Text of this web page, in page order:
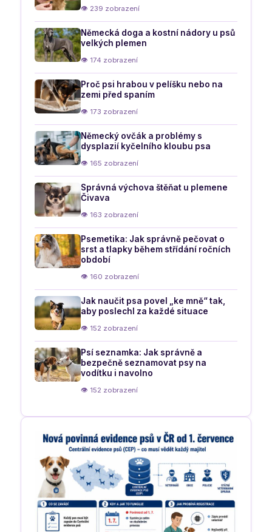
👁 239 zobrazení
Německá doga a kostní nádory u psů
velkých plemen
👁 174 zobrazení
Proč psi hrabou v pelíšku nebo na
zemi před spaním
👁 173 zobrazení
Německý ovčák a problémy s
dysplazií kyčelního kloubu psa
👁 165 zobrazení
Správná výchova štěňat u plemene
Čivava
👁 163 zobrazení
Psemetika: Jak správně pečovat o
srst a tlapky během střídání ročních
období
👁 160 zobrazení
Jak naučit psa povel „ke mně“ tak,
aby poslechl za každé situace
👁 152 zobrazení
Psí seznamka: Jak správně a
bezpečně seznamovat psy na
vodítku i navolno
👁 152 zobrazení